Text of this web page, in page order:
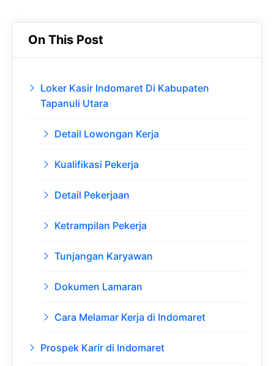
On This Post
Loker Kasir Indomaret Di Kabupaten
Tapanuli Utara
Detail Lowongan Kerja
Kualifikasi Pekerja
Detail Pekerjaan
Ketrampilan Pekerja
Tunjangan Karyawan
Dokumen Lamaran
Cara Melamar Kerja di Indomaret
Prospek Karir di Indomaret